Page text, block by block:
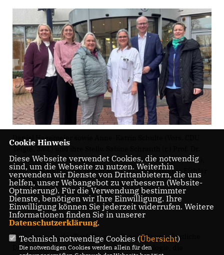
Daniel Hagemeier sowie Anne-Katrin Schulte (Vors. CDU
med. Svenja Happe (Chefärztin Klinik f. Neurologie, 3.v.r.),
Julia Swienty (kaufm. Direktorin, 2.v.l.) und Melanie Eichler
(Pflegedir.)
Hohe Erfolgsquote
Eine Aussage, der Prof. Dr. med. Svenja Happe, Ärztliche
Direktorin und Chefärztin Klinik für Neurologie, die
Cookie Hinweis
Diese Webseite verwendet Cookies, die notwendig
sind, um die Webseite zu nutzen. Weiterhin
verwenden wir Dienste von Drittanbietern, die uns
helfen, unser Webangebot zu verbessern (Website-
Optmierung). Für die Verwendung bestimmter
Dienste, benötigen wir Ihre Einwilligung. Ihre
Einwilligung können Sie jederzeit widerrufen. Weitere
Informationen finden Sie in unserer
Datenschutzerklärung.
Technisch notwendige Cookies (Übersicht)
Die notwendigen Cookies werden allein für den